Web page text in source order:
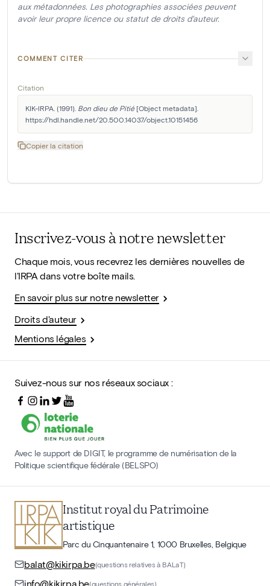
aux métadonnées. Les photographies associées peuvent
avoir leur propre licence ou statut de droits d'auteur.
COMMENT CITER
Citation
KIK-IRPA. (1991). Bon dieu de Pitié [Object metadata].
https://hdl.handle.net/20.500.14037/object.10151456
Copier la citation
Inscrivez-vous à notre newsletter
Chaque mois, vous recevrez les dernières nouvelles de
l'IRPA dans votre boîte mails.
En savoir plus sur notre newsletter
Droits d'auteur
Mentions légales
Suivez-nous sur nos réseaux sociaux :
Avec le support de DIGIT, le programme de numérisation de la
Politique scientifique fédérale (BELSPO)
Institut royal du Patrimoine
artistique
Parc du Cinquantenaire 1, 1000 Bruxelles, Belgique
balat@kikirpa.be(questions relatives à BALaT)
info@kikirpa.be(questions générales)